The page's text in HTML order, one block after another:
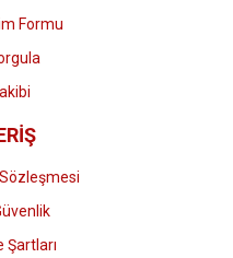
Formu
Şartları